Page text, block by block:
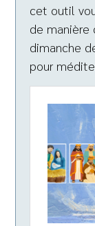
cet outil
de manière
dimanche
pour